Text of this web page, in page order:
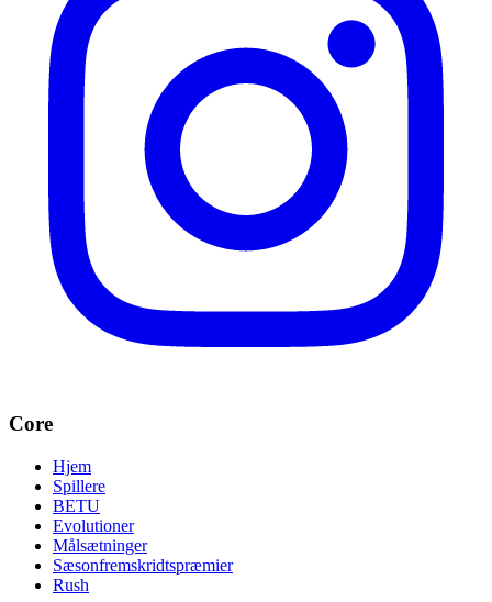
Core
Hjem
Spillere
BETU
Evolutioner
Målsætninger
Sæsonfremskridtspræmier
Rush